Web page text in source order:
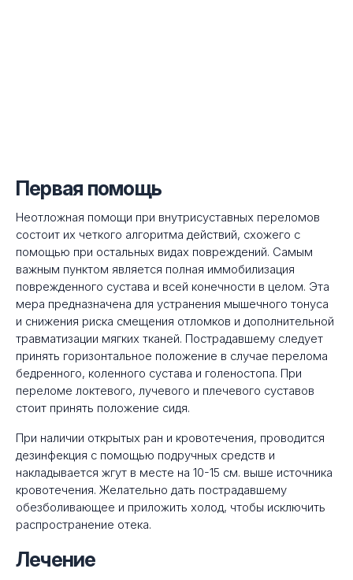
Первая помощь
Неотложная помощи при внутрисуставных переломов
состоит их четкого алгоритма действий, схожего с
помощью при остальных видах повреждений. Самым
важным пунктом является полная иммобилизация
поврежденного сустава и всей конечности в целом. Эта
мера предназначена для устранения мышечного тонуса
и снижения риска смещения отломков и дополнительной
травматизации мягких тканей. Пострадавшему следует
принять горизонтальное положение в случае перелома
бедренного, коленного сустава и голеностопа. При
переломе локтевого, лучевого и плечевого суставов
стоит принять положение сидя.
При наличии открытых ран и кровотечения, проводится
дезинфекция с помощью подручных средств и
накладывается жгут в месте на 10-15 см. выше источника
кровотечения. Желательно дать пострадавшему
обезболивающее и приложить холод, чтобы исключить
распространение отека.
Лечение